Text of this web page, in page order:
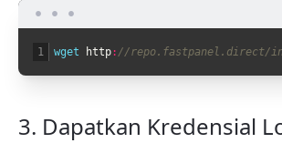
1 wget http: //repo.fastpanel.direct/
3. Dapatkan Kredensial